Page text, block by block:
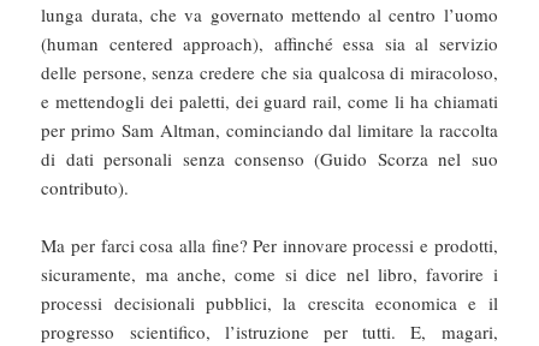
lunga durata, che va governato mettendo al centro l’uomo
(human centered approach), affinché essa sia al servizio
delle persone, senza credere che sia qualcosa di miracoloso,
e mettendogli dei paletti, dei guard rail, come li ha chiamati
per primo Sam Altman, cominciando dal limitare la raccolta
di dati personali senza consenso (Guido Scorza nel suo
contributo).
Ma per farci cosa alla fine? Per innovare processi e prodotti,
sicuramente, ma anche, come si dice nel libro, favorire i
processi decisionali pubblici, la crescita economica e il
progresso scientifico, l’istruzione per tutti. E, magari,